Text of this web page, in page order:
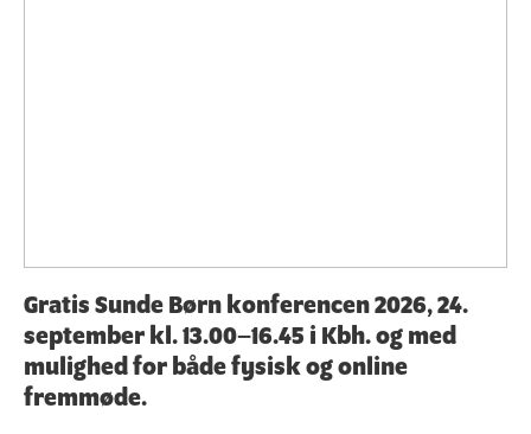
Gratis Sunde Børn konferencen 2026, 24.
september kl. 13.00–16.45 i Kbh. og med
mulighed for både fysisk og online
fremmøde.